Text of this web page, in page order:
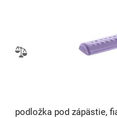
podložka pod zápästie,